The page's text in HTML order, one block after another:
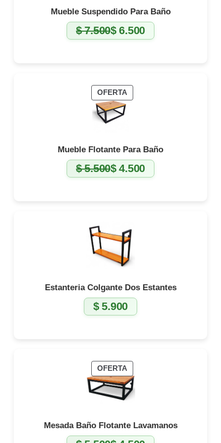
Mueble Suspendido Para Baño
$7.500El
precio
$6.500
El
precio
OFERTAPRODUCTO
EN
Mueble Flotante Para Baño
$5.500El
precio
$4.500
El
precio
Estanteria Colgante Dos Estantes
$5.900
OFERTAPRODUCTO
EN
OFERTA
Mesada Baño Flotante Lavamanos